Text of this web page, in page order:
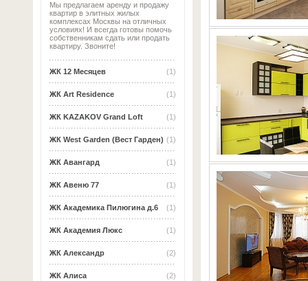
Мы предлагаем аренду и продажу
квартир в элитных жилых
комплексах Москвы на отличных
условиях! И всегда готовы помочь
собственникам сдать или продать
квартиру. Звоните!
(1)
ЖК 12 Месяцев
(1)
ЖК Art Residence
(1)
ЖК KAZAKOV Grand Loft
(1)
ЖК West Garden (Вест Гарден)
(1)
ЖК Авангард
(1)
ЖК Авеню 77
(1)
ЖК Академика Пилюгина д.6
(1)
ЖК Академия Люкс
(2)
ЖК Александр
(2)
ЖК Алиса